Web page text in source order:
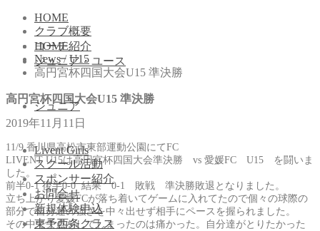
HOME
クラブ概要
コーチ紹介
ジュニア・ユース
ジュニア
Livent Girls
スクール活動
スポンサー紹介
お問合せ
新規体験申込
東予西条クラス
HOME
News/U15
高円宮杯四国大会U15 準決勝
高円宮杯四国大会U15 準決勝
2019年11月11日
11/9 香川県高松市東部運動公園にてFC
LIVENT U15は高円宮杯四国大会準決勝 vs 愛媛FC U15 を闘いま
した。
前半0-1 後半0-0 結果 0-1 敗戦 準決勝敗退となりました。
立ち上がり愛媛FCが落ち着いてゲームに入れてたので個々の球際の
部分で自分達の強さを中々出せず相手にペースを握られました。
その中で失点をしてしまったのは痛かった。自分達がとりたかった